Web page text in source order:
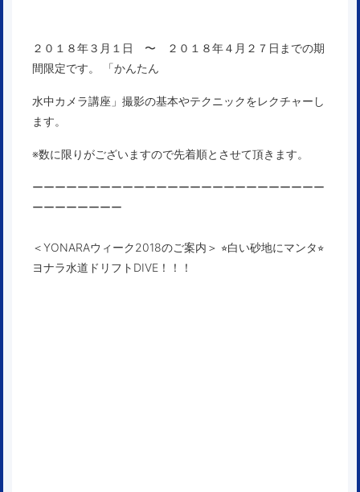
２０１８年３月１日 〜 ２０１８年４月２７日までの期
間限定です。 「かんたん
水中カメラ講座」撮影の基本やテクニックをレクチャーし
ます。
※数に限りがございますので先着順とさせて頂きます。
ーーーーーーーーーーーーーーーーーーーーーーーーーー
ーーーーーーーー
＜YONARAウィーク2018のご案内＞ ⭐︎白い砂地にマンタ⭐︎
ヨナラ水道ドリフトDIVE！！！